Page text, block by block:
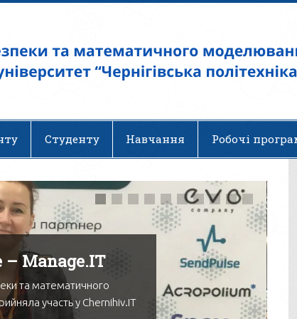
Студенту Навчання Робочі
– Manage.IT
та математичного
участь у Chernihiv.IT